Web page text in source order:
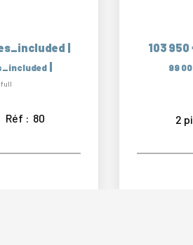
|
|
Réf : 80
103 950
99
2